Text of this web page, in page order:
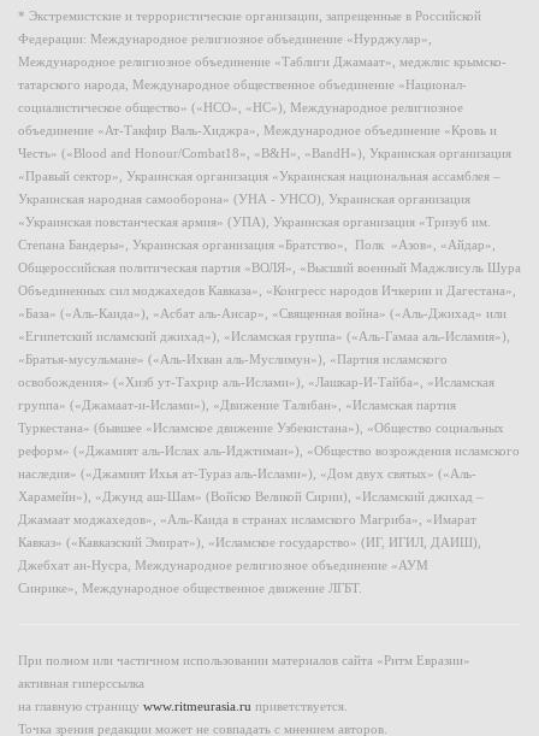
* Экстремистские и террористические организации, запрещенные в Российской
Федерации: Международное религиозное объединение «Нурджулар»,
Международное религиозное объединение «Таблиги Джамаат», меджлис крымско-
татарского народа, Международное общественное объединение «Национал-
социалистическое общество» («НСО», «НС»), Международное религиозное
объединение «Ат-Такфир Валь-Хиджра», Международное объединение «Кровь и
Честь» («Blood and Honour/Combat18», «B&H», «BandH»), Украинская организация
«Правый сектор», Украинская организация «Украинская национальная ассамблея –
Украинская народная самооборона» (УНА - УНСО), Украинская организация
«Украинская повстанческая армия» (УПА), Украинская организация «Тризуб им.
Степана Бандеры», Украинская организация «Братство», Полк «Азов», «Айдар»,
Общероссийская политическая партия «ВОЛЯ», «Высший военный Маджлисуль Шура
Объединенных сил моджахедов Кавказа», «Конгресс народов Ичкерии и Дагестана»,
«База» («Аль-Каида»), «Асбат аль-Ансар», «Священная война» («Аль-Джихад» или
«Египетский исламский джихад»), «Исламская группа» («Аль-Гамаа аль-Исламия»),
«Братья-мусульмане» («Аль-Ихван аль-Муслимун»), «Партия исламского
освобождения» («Хизб ут-Тахрир аль-Ислами»), «Лашкар-И-Тайба», «Исламская
группа» («Джамаат-и-Ислами»), «Движение Талибан», «Исламская партия
Туркестана» (бывшее «Исламское движение Узбекистана»), «Общество социальных
реформ» («Джамият аль-Ислах аль-Иджтимаи»), «Общество возрождения исламского
наследия» («Джамият Ихья ат-Тураз аль-Ислами»), «Дом двух святых» («Аль-
Харамейн»), «Джунд аш-Шам» (Войско Великой Сирии), «Исламский джихад –
Джамаат моджахедов», «Аль-Каида в странах исламского Магриба», «Имарат
Кавказ» («Кавказский Эмират»), «Исламское государство» (ИГ, ИГИЛ, ДАИШ),
Джебхат ан-Нусра, Международное религиозное объединение «АУМ
Синрике», Международное общественное движение ЛГБТ.
При полном или частичном использовании материалов сайта «Ритм Евразии»
активная гиперссылка
на главную страницу www.ritmeurasia.ru приветствуется.
Точка зрения редакции может не совпадать с мнением авторов.